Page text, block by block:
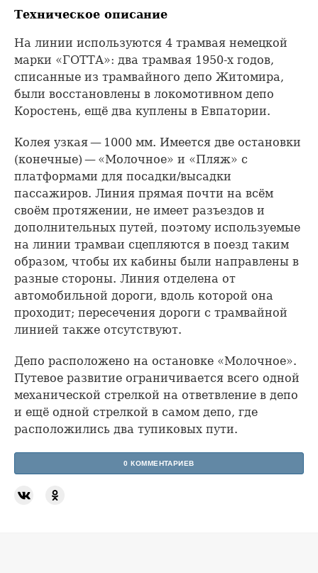
Техническое описание
На линии используются 4 трамвая немецкой
марки «ГОТТА»: два трамвая 1950-х годов,
списанные из трамвайного депо Житомира,
были восстановлены в локомотивном депо
Коростень, ещё два куплены в Евпатории.
Колея узкая — 1000 мм. Имеется две остановки
(конечные) — «Молочное» и «Пляж» с
платформами для посадки/высадки
пассажиров. Линия прямая почти на всём
своём протяжении, не имеет разъездов и
дополнительных путей, поэтому используемые
на линии трамваи сцепляются в поезд таким
образом, чтобы их кабины были направлены в
разные стороны. Линия отделена от
автомобильной дороги, вдоль которой она
проходит; пересечения дороги с трамвайной
линией также отсутствуют.
Депо расположено на остановке «Молочное».
Путевое развитие ограничивается всего одной
механической стрелкой на ответвление в депо
и ещё одной стрелкой в самом депо, где
расположились два тупиковых пути.
0 КОММЕНТАРИЕВ